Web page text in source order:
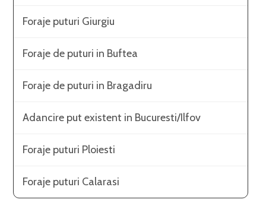
Foraje puturi Giurgiu
Foraje de puturi in Buftea
Foraje de puturi in Bragadiru
Adancire put existent in Bucuresti/Ilfov
Foraje puturi Ploiesti
Foraje puturi Calarasi